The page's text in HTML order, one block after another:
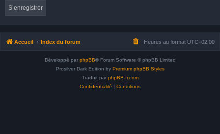
S’enregistrer
Accueil Index du forum Heures au format UTC+02:00
Développé par phpBB® Forum Software © phpBB Limited
Prosilver Dark Edition by Premium phpBB Styles
Traduit par phpBB-fr.com
Confidentialité | Conditions